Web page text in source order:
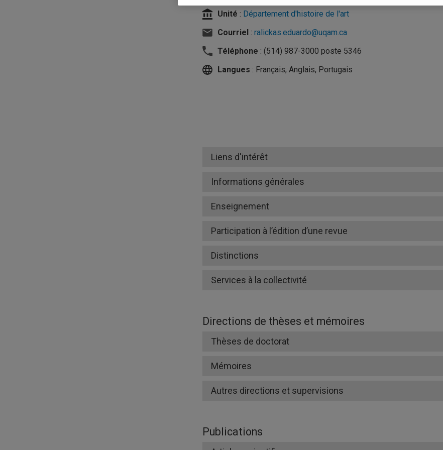
Unité : Département d'histoire de l'art
Courriel: ralickas.eduardo@uqam.ca
Téléphone : (514) 987-3000 poste 5346
Langues : Français, Anglais, Portugais
Liens d'intérêt
Informations générales
Enseignement
Participation à l’édition d’une revue
Distinctions
Services à la collectivité
Directions de thèses et mémoires
Thèses de doctorat
Mémoires
Autres directions et supervisions
Publications